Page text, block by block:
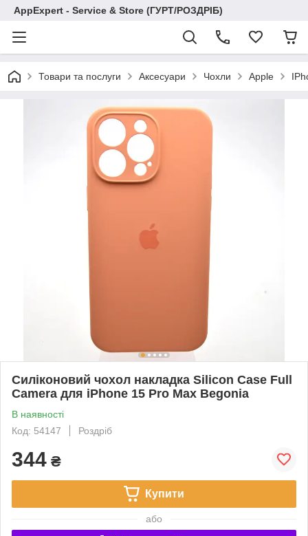
AppExpert - Service & Store (ГУРТ/РОЗДРІБ)
Товари та послуги Аксесуари Чохли Apple
Силіконовий чохол накладка Silicon Case Full
Camera для iPhone 15 Pro Max Begonia
В наявності
Код: 54147
Роздріб
344 ₴
Купити
або